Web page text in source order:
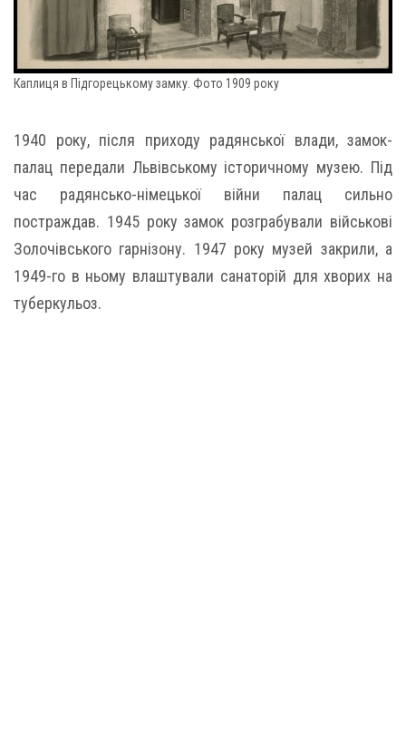
Каплиця в Підгорецькому замку. Фото 1909 року
1940 року, після приходу радянської влади, замок-
палац передали Львівському історичному музею. Під
час радянсько-німецької війни палац сильно
постраждав. 1945 року замок розграбували військові
Золочівського гарнізону. 1947 року музей закрили, а
1949-го в ньому влаштували санаторій для хворих на
туберкульоз.